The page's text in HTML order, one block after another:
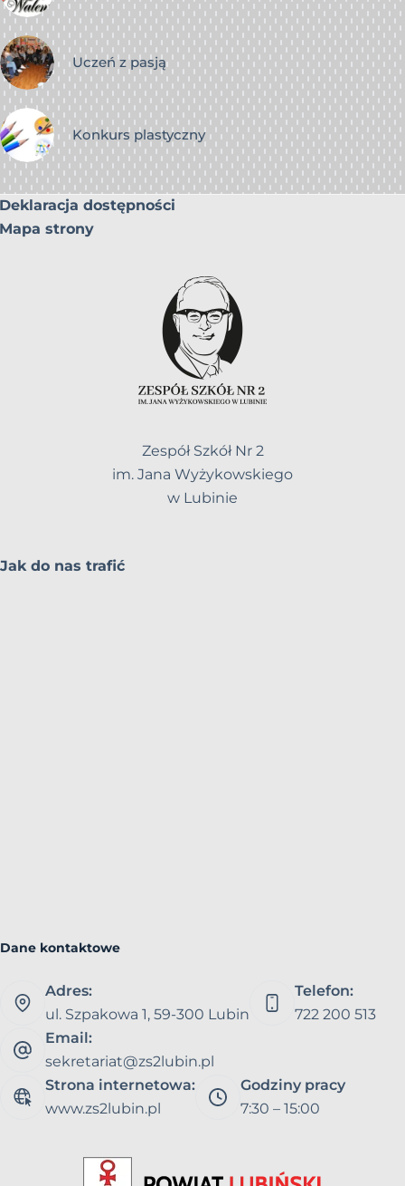
Uczeń z pasją
Konkurs plastyczny
Deklaracja dostępności
Mapa strony
Zespół Szkół Nr 2
im. Jana Wyżykowskiego
w Lubinie
Jak do nas trafić
Dane kontaktowe
Adres:
ul. Szpakowa 1, 59-300 Lubin
Telefon:
722 200 513
Email:
sekretariat@zs2lubin.pl
Strona internetowa:
www.zs2lubin.pl
Godziny pracy
7:30 – 15:00